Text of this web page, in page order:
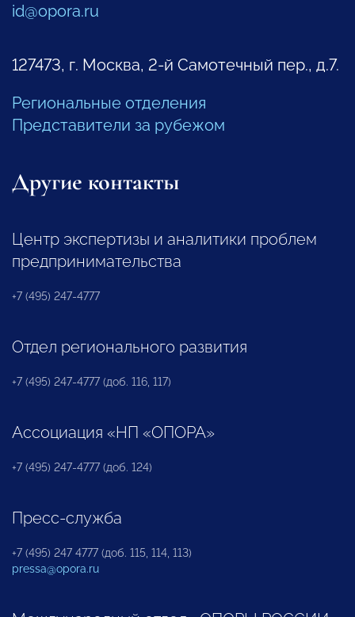
id@opora.ru
127473, г. Москва, 2-й Самотечный пер., д.7.
Региональные отделения
Представители за рубежом
Другие контакты
Центр экспертизы и аналитики проблем
предпринимательства
+7 (495) 247-4777
Отдел регионального развития
+7 (495) 247-4777 (доб. 116, 117)
Ассоциация «НП «ОПОРА»
+7 (495) 247-4777 (доб. 124)
Пресс-служба
+7 (495) 247 4777 (доб. 115, 114, 113)
pressa@opora.ru